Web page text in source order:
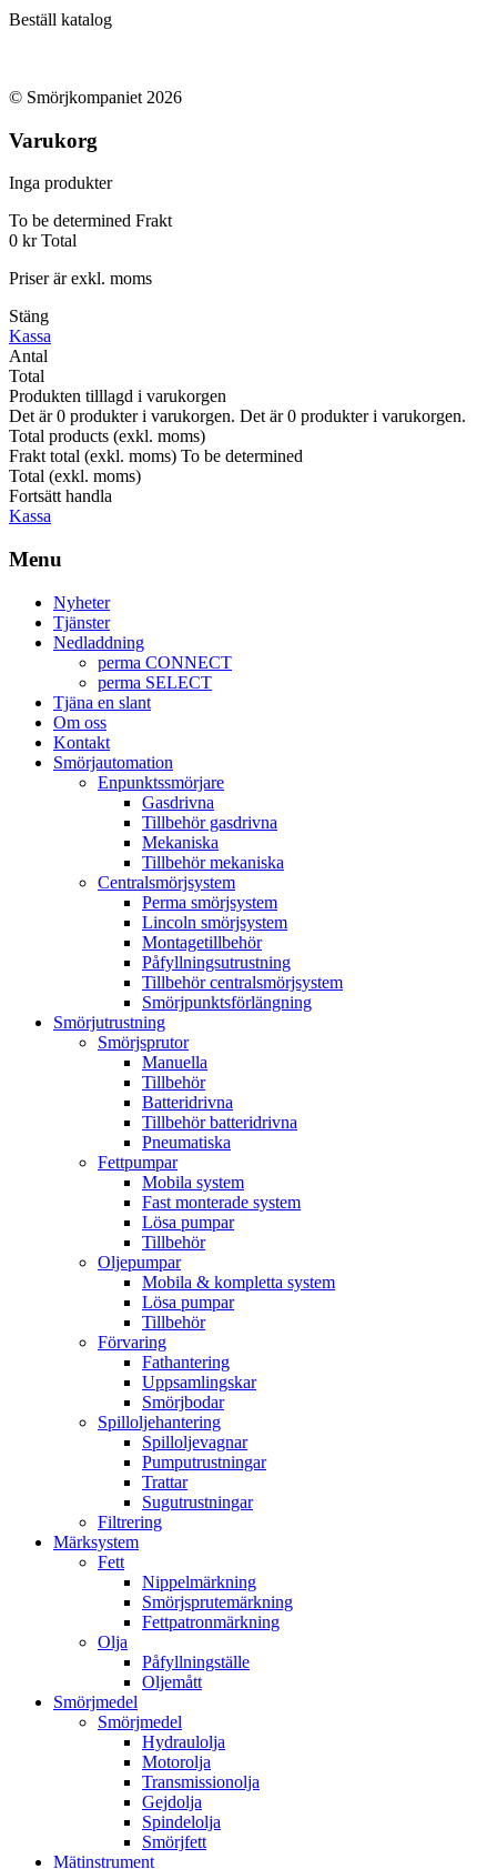
Beställ katalog
© Smörjkompaniet 2026
Varukorg
Inga produkter
To be determined Frakt
0 kr Total
Priser är exkl. moms
Stäng
Kassa
Antal
Total
Produkten tilllagd i varukorgen
Det är0 produkter i varukorgen. Det är0 produkter i varukorgen.
Total products (exkl. moms)
Frakt total (exkl. moms) To be determined
Total (exkl. moms)
Fortsätt handla
Kassa
Menu
Nyheter
Tjänster
Nedladdning
perma CONNECT
perma SELECT
Tjäna en slant
Om oss
Kontakt
Smörjautomation
Enpunktssmörjare
Gasdrivna
Tillbehör gasdrivna
Mekaniska
Tillbehör mekaniska
Centralsmörjsystem
Perma smörjsystem
Lincoln smörjsystem
Montagetillbehör
Påfyllningsutrustning
Tillbehör centralsmörjsystem
Smörjpunktsförlängning
Smörjutrustning
Smörjsprutor
Manuella
Tillbehör
Batteridrivna
Tillbehör batteridrivna
Pneumatiska
Fettpumpar
Mobila system
Fast monterade system
Lösa pumpar
Tillbehör
Oljepumpar
Mobila & kompletta system
Lösa pumpar
Tillbehör
Förvaring
Fathantering
Uppsamlingskar
Smörjbodar
Spilloljehantering
Spilloljevagnar
Pumputrustningar
Trattar
Sugutrustningar
Filtrering
Märksystem
Fett
Nippelmärkning
Smörjsprutemärkning
Fettpatronmärkning
Olja
Påfyllningställe
Oljemått
Smörjmedel
Smörjmedel
Hydraulolja
Motorolja
Transmissionolja
Gejdolja
Spindelolja
Smörjfett
Mätinstrument